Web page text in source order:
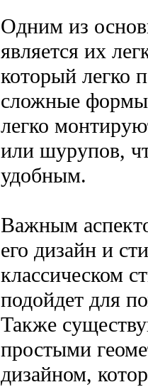
Одним из
является их
который легко
сложные формы
легко
или шурупов,
удобным.
Важным
его дизайн и
классическом
подойдет для
Также
простыми
дизайном,